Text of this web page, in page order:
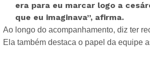
era para eu marcar logo a
que eu imaginava”, afirma.
Ao longo do acompanhamento, diz ter
Ela também destaca o papel da equipe